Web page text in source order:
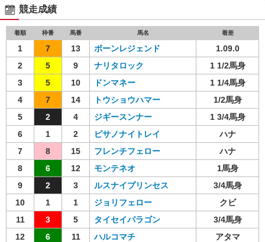
競走成績
着順 枠番 馬番 馬名 着差
1 7 13 ボーンレジェンド
1.09.0
2
5 9 ナリタロック
1 1/2馬身
3
5 10 ドンマネー
1 1/4馬身
4
7 14 トウショウハマー
1/2馬身
5
2 4 ジギースンナー
1 3/4馬身
6
1 2 ピサノナイトレイ
ハナ
7
8 15 フレンチフェロー
ハナ
8
6 12 モンテネオ
1馬身
9
2 3 ルスナイプリンセス
3/4馬身
10
1 1 ジョリフェロー
クビ
11
3 5 タイセイパラゴン
3/4馬身
12
6 11 ハルコマチ
アタマ